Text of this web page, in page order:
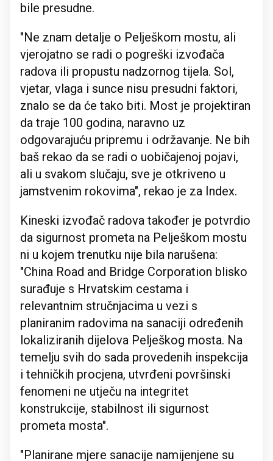
bile presudne.
"Ne znam detalje o Pelješkom mostu, ali
vjerojatno se radi o pogreški izvođača
radova ili propustu nadzornog tijela. Sol,
vjetar, vlaga i sunce nisu presudni faktori,
znalo se da će tako biti. Most je projektiran
da traje 100 godina, naravno uz
odgovarajuću pripremu i održavanje. Ne bih
baš rekao da se radi o uobičajenoj pojavi,
ali u svakom slučaju, sve je otkriveno u
jamstvenim rokovima", rekao je za Index.
Kineski izvođač radova također je potvrdio
da sigurnost prometa na Pelješkom mostu
ni u kojem trenutku nije bila narušena:
"China Road and Bridge Corporation blisko
surađuje s Hrvatskim cestama i
relevantnim stručnjacima u vezi s
planiranim radovima na sanaciji određenih
lokaliziranih dijelova Pelješkog mosta. Na
temelju svih do sada provedenih inspekcija
i tehničkih procjena, utvrđeni površinski
fenomeni ne utječu na integritet
konstrukcije, stabilnost ili sigurnost
prometa mosta".
"Planirane mjere sanacije namijenjene su